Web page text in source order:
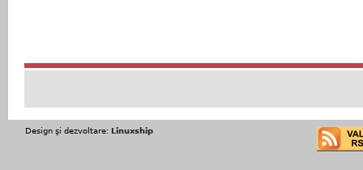
Design şi dezvoltare: Linuxship